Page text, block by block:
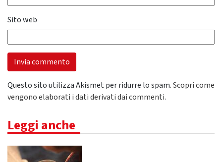
Sito web
Questo sito utilizza Akismet per ridurre lo spam.Scopri come
vengono elaborati i dati derivati dai commenti.
Leggi anche